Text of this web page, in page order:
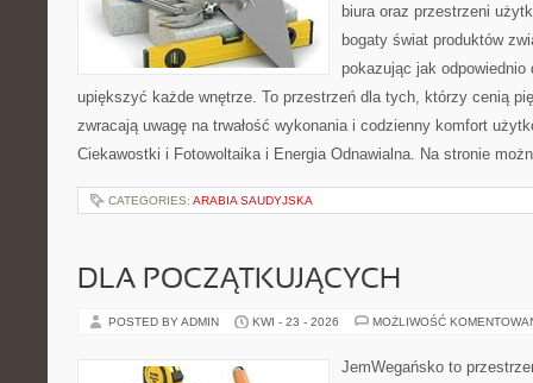
biura oraz przestrzeni
bogaty świat produktów
pokazując jak odpowiednio
upiększyć każde wnętrze. To przestrzeń dla tych, którzy cenią
zwracają uwagę na trwałość wykonania i codzienny komfort
Ciekawostki i Fotowoltaika i Energia Odnawialna. Na stronie
CATEGORIES: ARABIA SAUDYJSKA
DLA POCZĄTKUJĄCYCH
POSTED BY ADMIN KWI - 23 - 2026 MOŻLIWOŚĆ
JemWegańsko to